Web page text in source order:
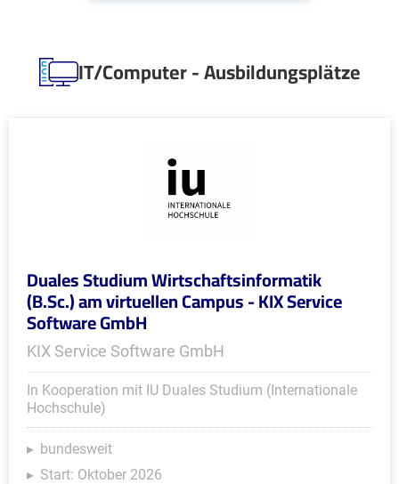
IT/Computer - Ausbildungsplätze
Duales Studium Wirtschaftsinformatik
(B.Sc.) am virtuellen Campus - KIX Service
Software GmbH
KIX Service Software GmbH
In Kooperation mit IU Duales Studium (Internationale
Hochschule)
bundesweit
Start: Oktober 2026